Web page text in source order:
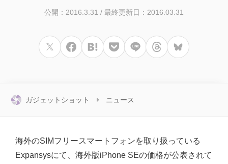
公開：2016.3.31 / 最終更新日：2016.03.31
ガジェットショット ニュース
海外のSIMフリースマートフォンを取り扱っている
Expansysにて、海外版iPhone SEの価格が公表されて